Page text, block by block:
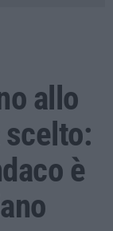
allo
scelto:
è